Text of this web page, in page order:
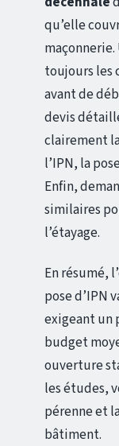
qu’elle
toujours les
avant de
devis
clairement
l’IPN, la
Enfin,
similaires
l’étayage.
En résumé,
pose d’IPN
exigeant un
budget
ouverture
les études,
pérenne et
bâtiment.